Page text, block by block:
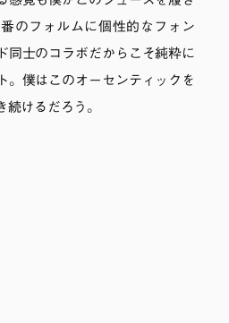
のフォルムに個性的なフォン
同士のコラボだからこそ純粋に
。僕はこのオーセンティックを
けるだろう。